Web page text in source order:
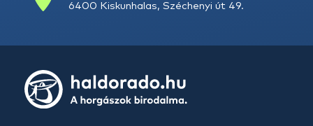
6400 Kiskunhalas, Széchenyi út 49.